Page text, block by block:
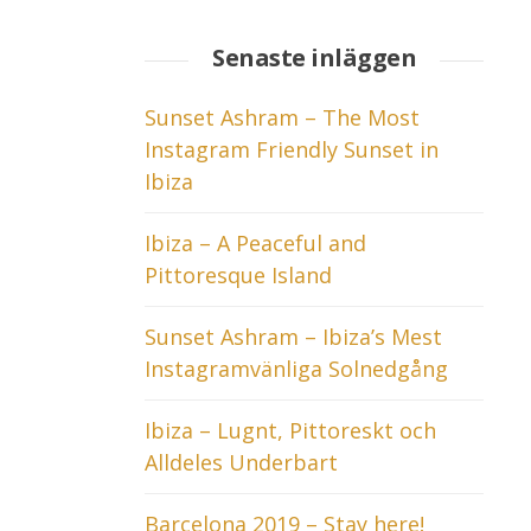
Senaste inläggen
Sunset Ashram – The Most
Instagram Friendly Sunset in
Ibiza
Ibiza – A Peaceful and
Pittoresque Island
Sunset Ashram – Ibiza’s Mest
Instagramvänliga Solnedgång
Ibiza – Lugnt, Pittoreskt och
Alldeles Underbart
Barcelona 2019 – Stay here!